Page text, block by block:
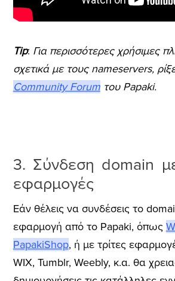
Tip: Για περισσότερες χρήσιμες
σχετικά με τους nameservers,
Community Forumτου Papaki.
3. Σύνδεση domain
εφαρμογές
Εάν θέλεις να συνδέσεις το
εφαρμογή από το Papaki, όπως
PapakiShop, ή με τρίτες
WIX, Tumblr, Weebly, κ.α. θα